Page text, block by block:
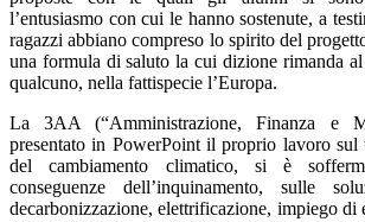
l’entusiasmo con cui le hanno sostenute, a
ragazzi abbiano compreso lo spirito del
una formula di saluto la cui dizione rimanda
qualcuno, nella fattispecie l’Europa.
La 3AA (“Amministrazione, Finanza e
presentato in PowerPoint il proprio lavoro sul
del cambiamento climatico, si è
conseguenze dell’inquinamento, sulle
decarbonizzazione, elettrificazione, impiego di